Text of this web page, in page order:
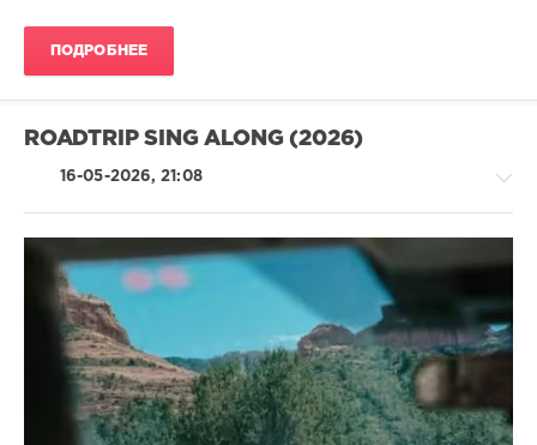
ПОДРОБНЕЕ
ROADTRIP SING ALONG (2026)
16-05-2026, 21:08
Pop
Dance
Club/
Disco